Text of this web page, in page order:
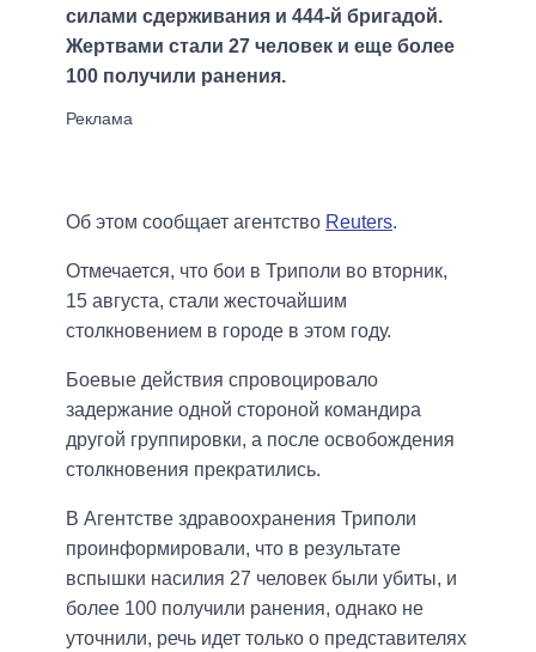
силами сдерживания и 444-й бригадой.
Жертвами стали 27 человек и еще более
100 получили ранения.
Об этом сообщает агентство Reuters.
Отмечается, что бои в Триполи во вторник,
15 августа, стали жесточайшим
столкновением в городе в этом году.
Боевые действия спровоцировало
задержание одной стороной командира
другой группировки, а после освобождения
столкновения прекратились.
В Агентстве здравоохранения Триполи
проинформировали, что в результате
вспышки насилия 27 человек были убиты, и
более 100 получили ранения, однако не
уточнили, речь идет только о представителях